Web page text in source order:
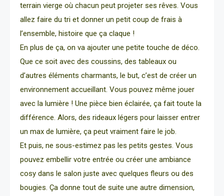
terrain vierge où chacun peut projeter ses rêves. Vous
allez faire du tri et donner un petit coup de frais à
l’ensemble, histoire que ça claque !
En plus de ça, on va ajouter une petite touche de déco.
Que ce soit avec des coussins, des tableaux ou
d’autres éléments charmants, le but, c’est de créer un
environnement accueillant. Vous pouvez même jouer
avec la lumière ! Une pièce bien éclairée, ça fait toute la
différence. Alors, des rideaux légers pour laisser entrer
un max de lumière, ça peut vraiment faire le job.
Et puis, ne sous-estimez pas les petits gestes. Vous
pouvez embellir votre entrée ou créer une ambiance
cosy dans le salon juste avec quelques fleurs ou des
bougies. Ça donne tout de suite une autre dimension,